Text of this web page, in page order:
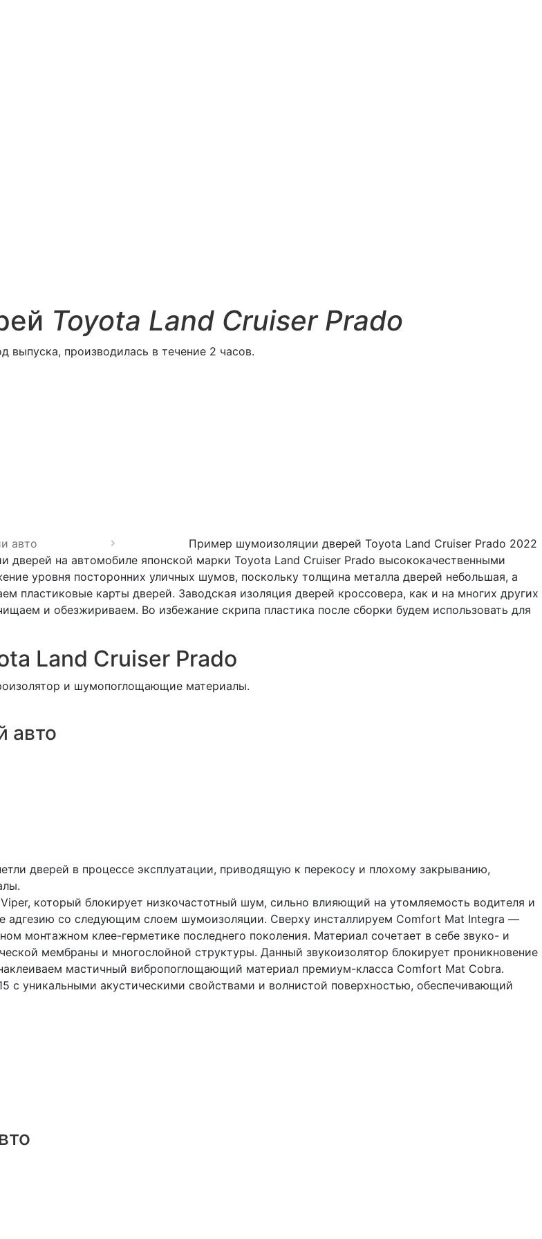
Toyota Land Cruiser Prado
производилась в течение 2 часов.
авто
Пример шумоизоляции дверей Toyota Land Cruiser Prado 2022
дверей на автомобиле японской марки Toyota Land Cruiser Prado высококачественными
уровня посторонних уличных шумов, поскольку толщина металла дверей небольшая, а
пластиковые карты дверей. Заводская изоляция дверей кроссовера, как и на многих других
и обезжириваем. Во избежание скрипа пластика после сборки будем использовать для
Land Cruiser Prado
и шумопоглощающие материалы.
авто
дверей в процессе эксплуатации, приводящую к перекосу и плохому закрыванию,
который блокирует низкочастотный шум, сильно влияющий на утомляемость водителя и
со следующим слоем шумоизоляции. Сверху инсталлируем Comfort Mat Integra —
монтажном клее-герметике последнего поколения. Материал сочетает в себе звуко- и
мембраны и многослойной структуры. Данный звукоизолятор блокирует проникновение
мастичный вибропоглощающий материал премиум-класса Comfort Mat Cobra.
с уникальными акустическими свойствами и волнистой поверхностью, обеспечивающий